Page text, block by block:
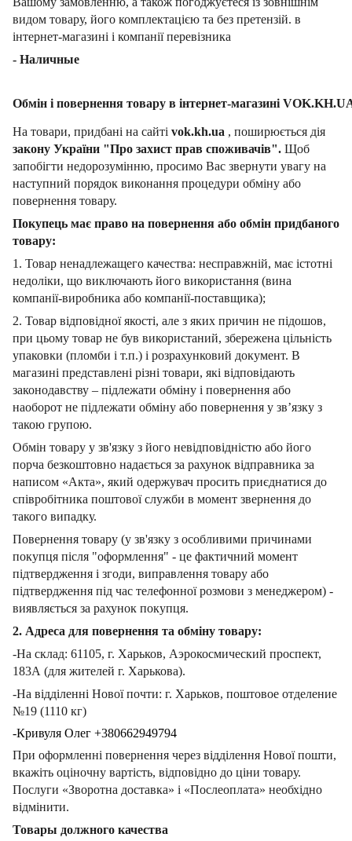
видом товару, його комплектацією та без претензій. в
інтернет-магазині і компанії перевізника
- Наличные
Обмін і повернення товару в інтернет-магазині
На товари, придбані на сайті vok.kh.ua , поширюється дія
закону України "Про захист прав споживачів". Щоб
запобігти недорозумінню, просимо Вас звернути увагу на
наступний порядок виконання процедури обміну або
повернення товару.
Покупець має право на повернення або обмін придбаного
товару:
1. Товар ненадлежащего качества: несправжній, має істотні
недоліки, що виключають його використання (вина
компанії-виробника або компанії-поставщика);
2. Товар відповідної якості, але з яких причин не підошов,
при цьому товар не був використаний, збережена цільність
упаковки (пломби і т.п.) і розрахунковий документ. В
магазині представлені різні товари, які відповідають
законодавству – підлежати обміну і повернення або
наоборот не підлежати обміну або повернення у зв’язку з
такою групою.
Обмін товару у зв'язку з його невідповідністю або його
порча безкоштовно надається за рахунок відправника за
написом «Акта», який одержувач просить приєднатися до
співробітника поштової служби в момент звернення до
такого випадку.
Повернення товару (у зв'язку з особливими причинами
покупця після "оформлення" - це фактичний момент
підтвердження і згоди, виправлення товару або
підтвердження під час телефонної розмови з менеджером) -
виявляється за рахунок покупця.
2. Адреса для повернення та обміну товару:
-На склад: 61105, г. Харьков, Аэрокосмический проспект,
183А (для жителей г. Харькова).
-На відділенні Нової почти: г. Харьков, поштовое отделение
№19 (1110 кг)
-Кривуля Олег +380662949794
При оформленні повернення через відділення Нової пошти,
вкажіть оціночну вартість, відповідно до ціни товару.
Послуги «Зворотна доставка» і «Послеоплата» необхідно
відмінити.
Товары должного качества